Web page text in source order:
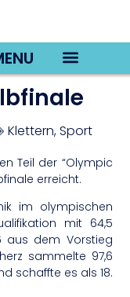
Klettern,Sport
Teil der “Olympic
erreicht.
im olympischen
mit 64,5
aus dem Vorstieg
sammelte 97,6
schaffte es als 18.